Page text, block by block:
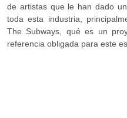
de artistas que le han dado
toda esta industria,
The Subways, qué es un
referencia obligada para este